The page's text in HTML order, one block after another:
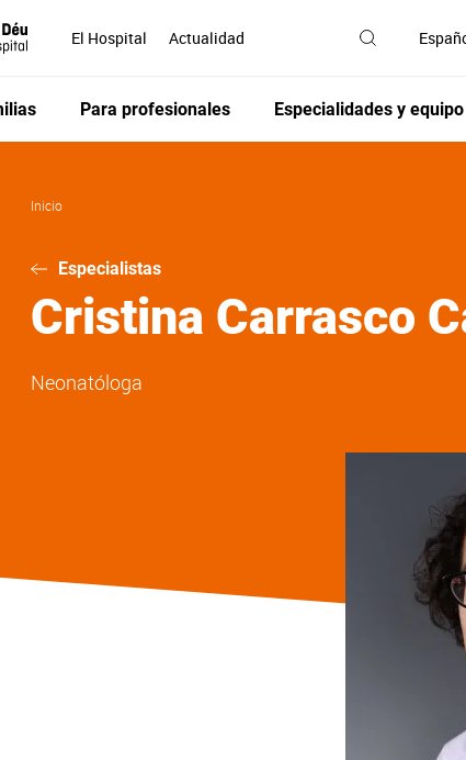
El Hospital Actualidad
Para profesionales Especialidades y equipo
Inicio
Especialistas
Cristina Carrasco
Neonatóloga